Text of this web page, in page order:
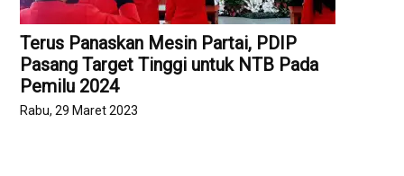
Terus Panaskan Mesin Partai, PDIP
Pasang Target Tinggi untuk NTB Pada
Pemilu 2024
Rabu, 29 Maret 2023